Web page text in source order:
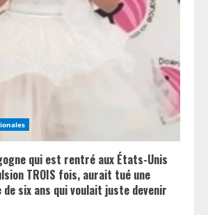
qui est rentré aux États-Unis
TROIS fois, aurait tué une
six ans qui voulait juste devenir